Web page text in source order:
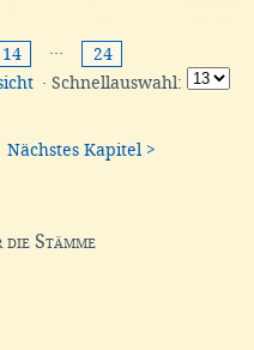
14 ···
24
· Schnellauswahl:
Nächstes Kapitel >
Stämme